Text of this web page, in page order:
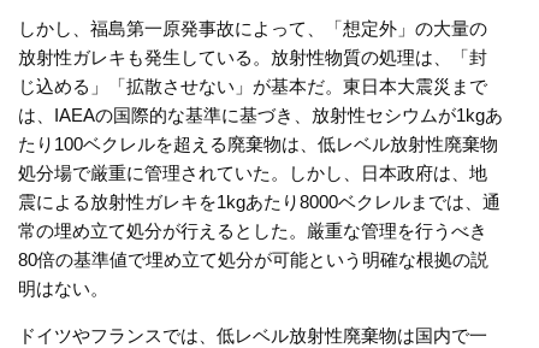
しかし、福島第一原発事故によって、「想定外」の大量の
放射性ガレキも発生している。放射性物質の処理は、「封
じ込める」「拡散させない」が基本だ。東日本大震災まで
は、 IAEAの国際的な基準に基づき、放射性セシウムが1kgあ
たり 100ベクレルを超える廃棄物は、低レベル放射性廃棄物
処分場で厳重に管理されていた。しかし、日本政府は、地
震による放射性ガレキを1kgあたり8000ベクレルまでは、通
常の埋め立て処分が行えるとした。厳重な管理を行うべき
80倍の基準値で埋め立て処分が可能という明確な根拠の説
明はない。
ドイツやフランスでは、低レベル放射性廃棄物は国内で一